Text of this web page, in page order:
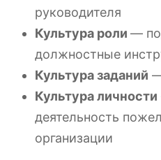
руководителя
Культура роли —
должностные
Культура заданий
Культура личности
деятельность
организации